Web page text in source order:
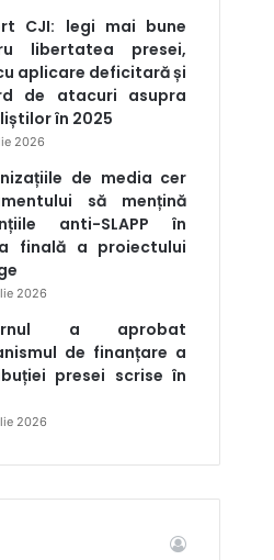
CJI: legi mai bune
libertatea presei,
aplicare deficitară și
de atacuri asupra
în 2025
2026
de media cer
să mențină
anti-SLAPP în
finală a proiectului
2026
a aprobat
de finanțare a
presei scrise în
2026